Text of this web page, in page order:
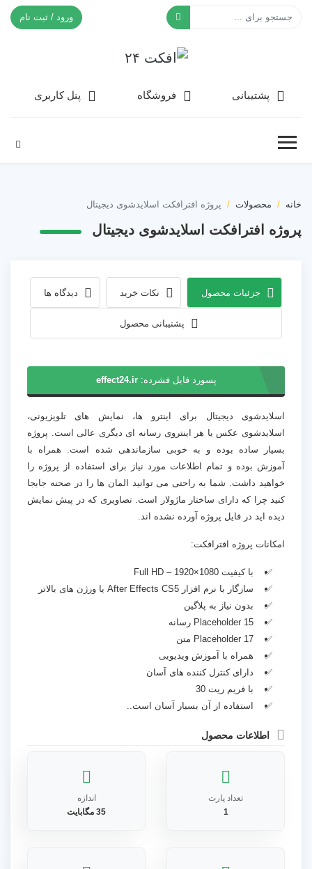
ورود / ثبت نام
پشتیبانی فروشگاه پنل کاربری
خانه محصولات پروژه افترافکت اسلایدشوی دیجیتال
پروژه افترافکت اسلایدشوی دیجیتال
جزئیات محصول نکات خرید دیدگاه ها
پشتیبانی محصول
پسورد فایل فشرده:effect24.ir
اسلایدشوی دیجیتال برای اینترو ها، نمایش های تلویزیونی،
اسلایدشوی عکس یا هر اینتروی رسانه ای دیگری عالی است. پروژه
بسیار ساده بوده و به خوبی سازماندهی شده است. همراه با
آموزش بوده و تمام اطلاعات مورد نیاز برای استفاده از پروژه را
خواهید داشت. شما به راحتی می توانید المان ها را در صحنه جابجا
کنید چرا که دارای ساختار ماژولار است. تصاویری که در پیش نمایش
دیده اید در فایل پروژه آورده نشده اند.
امکانات پروژه افترافکت:
با کیفیت Full HD – 1920×1080
سازگار با نرم افزار After Effects CS5 یا ورژن های بالاتر
بدون نیاز به پلاگین
15 Placeholder رسانه
17 Placeholder متن
همراه با آموزش ویدیویی
دارای کنترل کننده های آسان
با فریم ریت 30
استفاده از آن بسیار آسان است..
اطلاعات محصول
تعداد پارت
1
اندازه
35 مگابایت